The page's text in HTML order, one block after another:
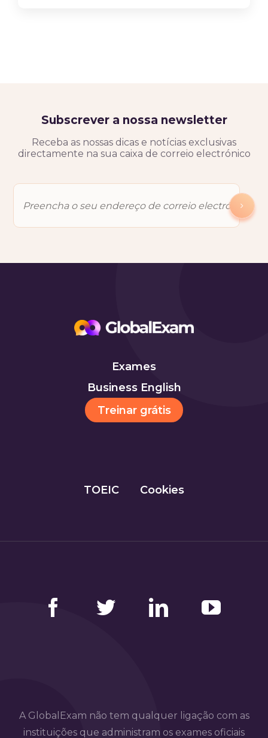
Subscrever a nossa newsletter
Receba as nossas dicas e notícias exclusivas
directamente na sua caixa de correio electrónico
Exames
Business English
Treinar grátis
TOEIC Cookies
A GlobalExam não tem qualquer ligação com as
instituições que administram os exames oficiais